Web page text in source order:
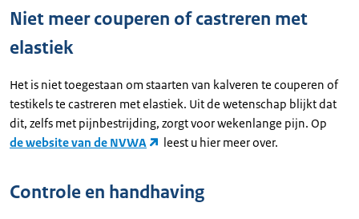
Niet meer couperen of castreren met
elastiek
Het is niet toegestaan om staarten van kalveren te couperen of
testikels te castreren met elastiek. Uit de wetenschap blijkt dat
dit, zelfs met pijnbestrijding, zorgt voor wekenlange pijn. Op
de website van de NVWA
leest u hier meer over.
Controle en handhaving